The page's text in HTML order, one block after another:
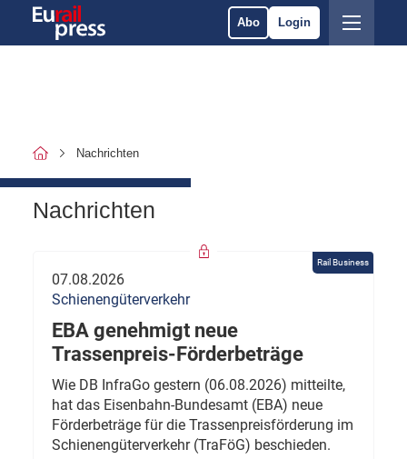
Abo Login
Nachrichten
Nachrichten
Rail Business
07.08.2026
Schienengüterverkehr
EBA genehmigt neue
Trassenpreis-Förderbeträge
Wie DB InfraGo gestern (06.08.2026) mitteilte,
hat das Eisenbahn-Bundesamt (EBA) neue
Förderbeträge für die Trassenpreisförderung im
Schienengüterverkehr (TraFöG) beschieden.